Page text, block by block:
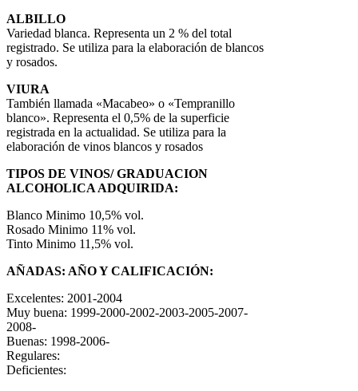
ALBILLO
Variedad blanca. Representa un 2 % del total
registrado. Se utiliza para la elaboración de blancos
y rosados.
VIURA
También llamada «Macabeo» o «Tempranillo
blanco». Representa el 0,5% de la superficie
registrada en la actualidad. Se utiliza para la
elaboración de vinos blancos y rosados
TIPOS DE VINOS/ GRADUACION
ALCOHOLICA ADQUIRIDA:
Blanco Minimo 10,5% vol.
Rosado Minimo 11% vol.
Tinto Minimo 11,5% vol.
AÑADAS: AÑO Y CALIFICACIÓN:
Excelentes: 2001-2004
Muy buena: 1999-2000-2002-2003-2005-2007-
2008-
Buenas: 1998-2006-
Regulares:
Deficientes: